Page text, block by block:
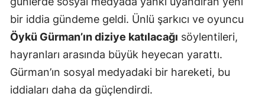
Giresun
Gümüşhane
Hakkari
Hatay
bir iddia gündeme geldi. Ünlü şarkıcı ve oyuncu
Öykü Gürman’ın diziye katılacağı söylentileri,
hayranları arasında büyük heyecan yarattı.
Gürman’ın sosyal medyadaki bir hareketi, bu
iddiaları daha da güçlendirdi.